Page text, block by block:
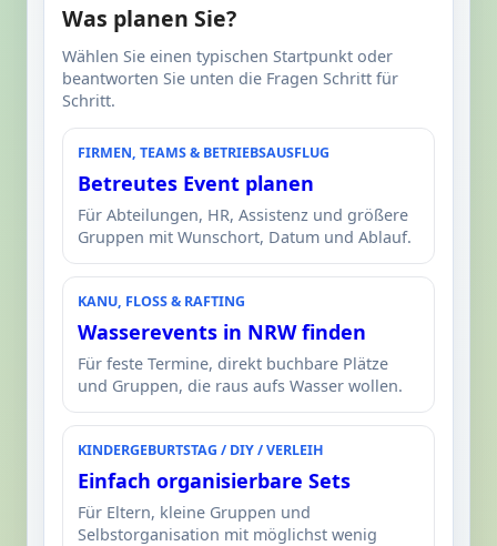
Was planen Sie?
Wählen Sie einen typischen Startpunkt oder
beantworten Sie unten die Fragen Schritt für
Schritt.
FIRMEN, TEAMS & BETRIEBSAUSFLUG
Betreutes Event planen
Für Abteilungen, HR, Assistenz und größere
Gruppen mit Wunschort, Datum und Ablauf.
KANU, FLOSS & RAFTING
Wasserevents in NRW finden
Für feste Termine, direkt buchbare Plätze
und Gruppen, die raus aufs Wasser wollen.
KINDERGEBURTSTAG / DIY / VERLEIH
Einfach organisierbare Sets
Für Eltern, kleine Gruppen und
Selbstorganisation mit möglichst wenig